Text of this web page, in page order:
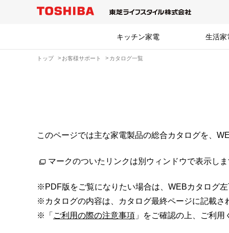
キッチン家電 生活家
トップ お客様サポート カタログ一覧
このページでは主な家電製品の総合カタログを、
マークのついたリンクは別ウィンドウで表示し
※PDF版をご覧になりたい場合は、WEBカタログ
※カタログの内容は、カタログ最終ページに記載さ
※「 ご利用の際の注意事項 」をご確認の上、ご利用